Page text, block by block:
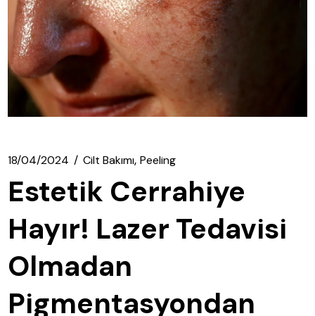
18/04/2024 Cilt Bakımı Peeling
Estetik Cerrahiye
Hayır! Lazer Tedavisi
Olmadan
Pigmentasyondan